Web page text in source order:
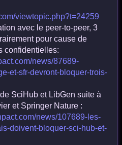
viewtopic.php?t=24259
avec le peer-to-peer, 3
pour cause de
confidentielles:
news/87689-
et-sfr-devront-bloquer-trois-
SciHub et LibGen suite à
et Springer Nature :
news/107689-les-
doivent-bloquer-sci-hub-et-